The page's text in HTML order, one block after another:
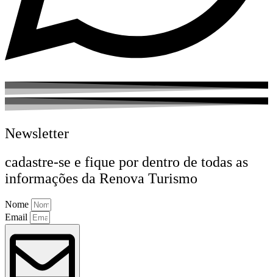
Newsletter
cadastre-se e fique por dentro de todas as
informações da Renova Turismo
Nome
Email